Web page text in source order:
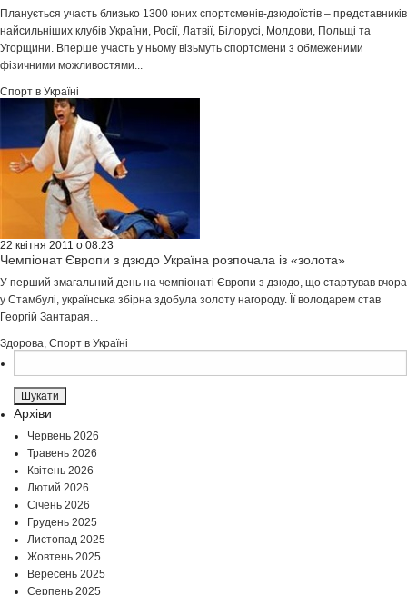
Планується участь близько 1300 юних спортсменів-дзюдоїстів – представників
найсильніших клубів України, Росії, Латвії, Білорусі, Молдови, Польщі та
Угорщини. Вперше участь у ньому візьмуть спортсмени з обмеженими
фізичними можливостями...
Спорт в Україні
22 квітня 2011 о 08:23
Чемпіонат Європи з дзюдо Україна розпочала із «золота»
У перший змагальний день на чемпіонаті Європи з дзюдо, що стартував вчора
у Стамбулі, українська збірна здобула золоту нагороду. Її володарем став
Георгій Зантарая...
Здорова, Спорт в Україні
Архіви
Червень 2026
Травень 2026
Квітень 2026
Лютий 2026
Січень 2026
Грудень 2025
Листопад 2025
Жовтень 2025
Вересень 2025
Серпень 2025